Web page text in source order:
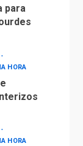
para
HORA
HORA